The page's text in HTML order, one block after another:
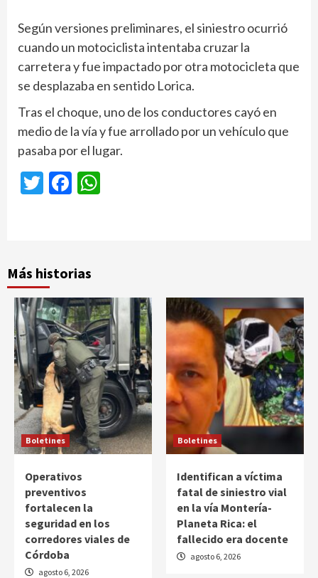
Según versiones preliminares, el siniestro ocurrió
cuando un motociclista intentaba cruzar la
carretera y fue impactado por otra motocicleta que
se desplazaba en sentido Lorica.
Tras el choque, uno de los conductores cayó en
medio de la vía y fue arrollado por un vehículo que
pasaba por el lugar.
TwitterFacebook
Más historias
Boletines
Operativos
preventivos
fortalecen la
seguridad en los
corredores viales de
Córdoba
agosto 6, 2026
Boletines
Identifican a víctima
fatal de siniestro vial
en la vía Montería-
Planeta Rica: el
fallecido era docente
agosto 6, 2026